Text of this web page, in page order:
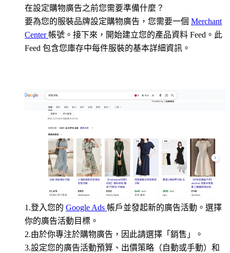
在設定購物廣告之前您需要準備什麼？
要為您的服裝品牌設定購物廣告，您需要一個 Merchant
Center 帳號。接下來，開始建立您的產品資料 Feed。此
Feed 包含您庫存中每件服裝的基本詳細資訊。
1.登入您的 Google Ads 帳戶並發起新的廣告活動。選擇
你的廣告活動目標。
2.由於你專注於購物廣告，因此請選擇「銷售」。
3.設定您的廣告活動預算、出價策略（自動或手動）和